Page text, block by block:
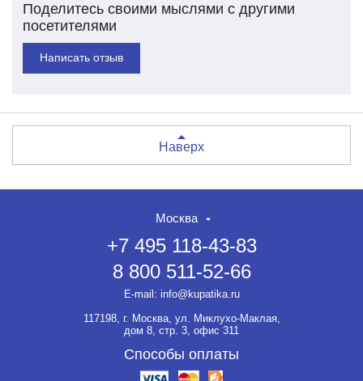
Поделитесь своими мыслями с другими
посетителями
Написать отзыв
Наверх
Москва
+7 495 118-43-83
8 800 511-52-66
E-mail: info@kupatika.ru
117198, г. Москва, ул. Миклухо-Маклая,
дом 8, стр. 3, офис 311
Способы оплаты